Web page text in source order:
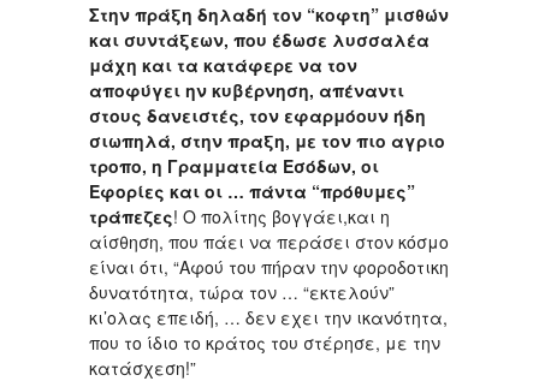
Στην πράξη δηλαδή τον “κοφτη” μισθών
και συντάξεων, που έδωσε λυσσαλέα
μάχη και τα κατάφερε να τον
αποφύγει ην κυβέρνηση, απέναντι
στους δανειστές, τον εφαρμόουν ήδη
σιωπηλά, στην πραξη, με τον πιο αγριο
τροπο, η Γραμματεία Εσόδων, οι
Εφορίες και οι … πάντα “πρόθυμες”
τράπεζες! Ο πολίτης βογγάει,και η
αίσθηση, που πάει να περάσει στον κόσμο
είναι ότι, “Αφού του πήραν την φοροδοτικη
δυνατότητα, τώρα τον … “εκτελούν”
κι’ολας επειδή, … δεν εχει την ικανότητα,
που το ίδιο το κράτος του στέρησε, με την
κατάσχεση!”